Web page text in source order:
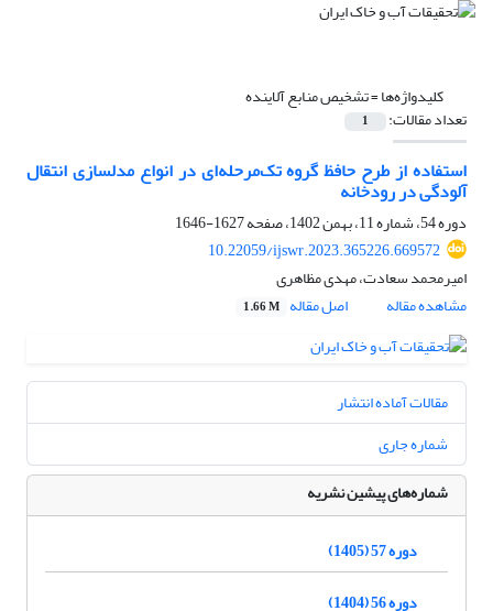
کلیدواژه‌ها =تشخیص منابع آلاینده
تعداد مقالات: 1
استفاده از طرح حافظ گروه تک‌مرحله‌ای در انواع مدلسازی انتقال
آلودگی در رودخانه
دوره 54، شماره 11، بهمن 1402، صفحه
1627-1646
10.22059/ijswr.2023.365226.669572
امیرمحمد سعادت، مهدی مظاهری
مشاهده مقاله
اصل مقاله 1.66 M
مقالات آماده انتشار
شماره جاری
شماره‌های پیشین نشریه
دوره 57 (1405)
دوره 56 (1404)